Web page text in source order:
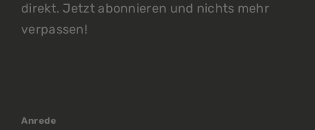
direkt. Jetzt abonnieren und nichts mehr
verpassen!
Anrede